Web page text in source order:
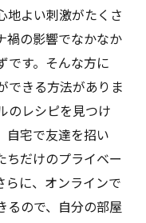
地よい刺激がたくさ
禍の影響でなかなか
です。そんな方に
できる方法がありま
のレシピを見つけ
自宅で友達を招い
ちだけのプライベー
らに、オンラインで
るので、自分の部屋